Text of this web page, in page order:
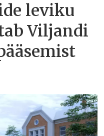
leviku
Viljandi